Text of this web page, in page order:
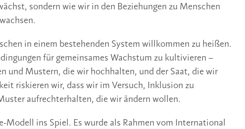
sondern wie wir in den Beziehungen zu Menschen
in einem bestehenden System willkommen zu heißen.
für gemeinsames Wachstum zu kultivieren –
und Mustern, die wir hochhalten, und der Saat, die wir
riskieren wir, dass wir im Versuch, Inklusion zu
aufrechterhalten, die wir ändern wollen.
Modell ins Spiel. Es wurde als Rahmen vom International